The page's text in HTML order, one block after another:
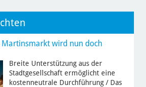
wird nun doch
Breite Unterstützung aus der
Stadtgesellschaft ermöglicht eine
kostenneutrale Durchführung / Das